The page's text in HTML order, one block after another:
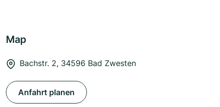
Map
Bachstr. 2, 34596 Bad Zwesten
Anfahrt planen